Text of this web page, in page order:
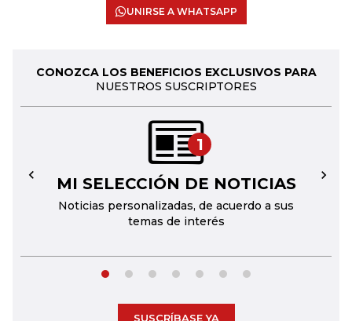
UNIRSE A WHATSAPP
CONOZCA LOS BENEFICIOS EXCLUSIVOS PARA
NUESTROS SUSCRIPTORES
1
MI SELECCIÓN DE NOTICIAS
Noticias personalizadas, de acuerdo a sus
temas de interés
← →
SUSCRÍBASE YA